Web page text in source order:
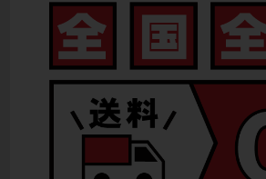
リアディレイラー
ULTEGRA 電動Di2 R8150
ULTEGRA R8100/11-30T
ブレーキキャリパー